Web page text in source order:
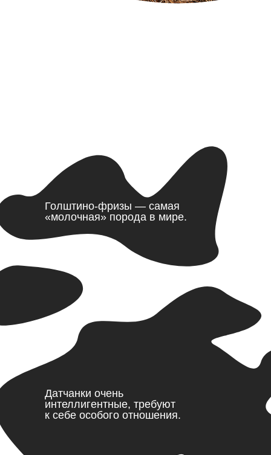
Голштино-фризы — самая
«молочная» порода в мире.
Датчанки очень
интеллигентные, требуют
к себе особого отношения.